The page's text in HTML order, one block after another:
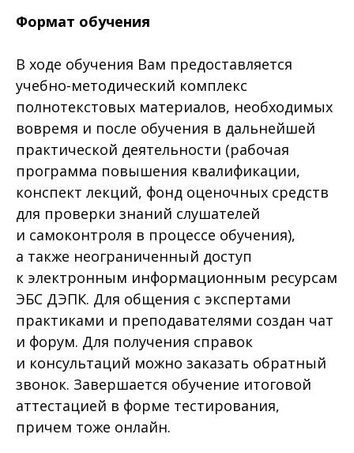
Формат обучения
В ходе обучения Вам предоставляется
учебно-методический комплекс
полнотекстовых материалов, необходимых
вовремя и после обучения в дальнейшей
практической деятельности (рабочая
программа повышения квалификации,
конспект лекций, фонд оценочных средств
для проверки знаний слушателей
и самоконтроля в процессе обучения),
а также неограниченный доступ
к электронным информационным ресурсам
ЭБС ДЭПК. Для общения с экспертами
практиками и преподавателями создан чат
и форум. Для получения справок
и консультаций можно заказать обратный
звонок. Завершается обучение итоговой
аттестацией в форме тестирования,
причем тоже онлайн.